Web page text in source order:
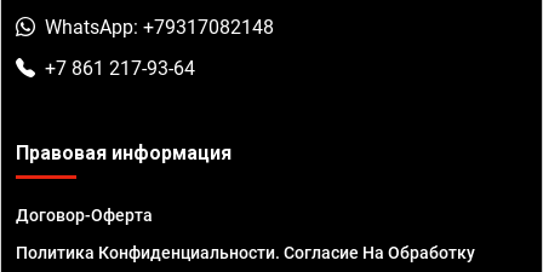
WhatsApp: +79317082148
+7 861 217-93-64
Правовая информация
Договор-Оферта
Политика Конфиденциальности. Согласие На Обработку